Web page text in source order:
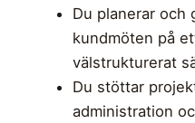
Du planerar och
kundmöten på
välstrukturerat
Du stöttar
administration